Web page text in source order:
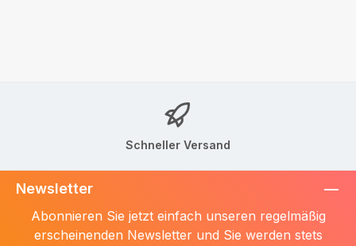
Schneller Versand
Newsletter
Abonnieren Sie jetzt einfach unseren regelmäßig
erscheinenden Newsletter und Sie werden stets